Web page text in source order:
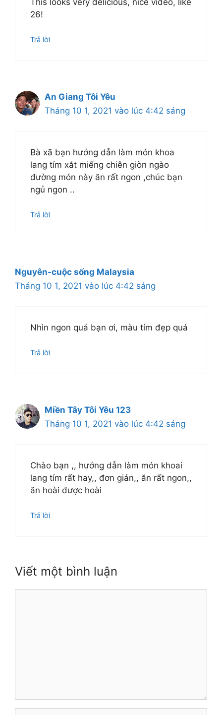
26!
Trả lời
An Giang Tôi Yêu
Tháng 10 1, 2021 vào lúc 4:42 sáng
Bà xã bạn hướng dẫn làm món khoa
lang tím xắt miếng chiên giòn ngào
đường món này ăn rất ngon ,chúc bạn
ngủ ngon ..
Trả lời
Nguyên-cuộc sống Malaysia
Tháng 10 1, 2021 vào lúc 4:42 sáng
Nhìn ngon quá bạn ơi, màu tím đẹp quá
Trả lời
Miền Tây Tôi Yêu 123
Tháng 10 1, 2021 vào lúc 4:42 sáng
Chào bạn ,, hướng dẫn làm món khoai
lang tím rất hay,, đơn giản,, ăn rất ngon,,
ăn hoài được hoài
Trả lời
Viết một bình luận